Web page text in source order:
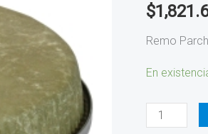
$
Remo
En
Fiberskyn
para
M6-